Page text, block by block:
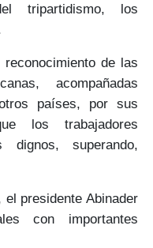
tripartidismo, los
reconocimiento de las
acompañadas
países, por sus
los trabajadores
dignos, superando,
presidente Abinader
con importantes